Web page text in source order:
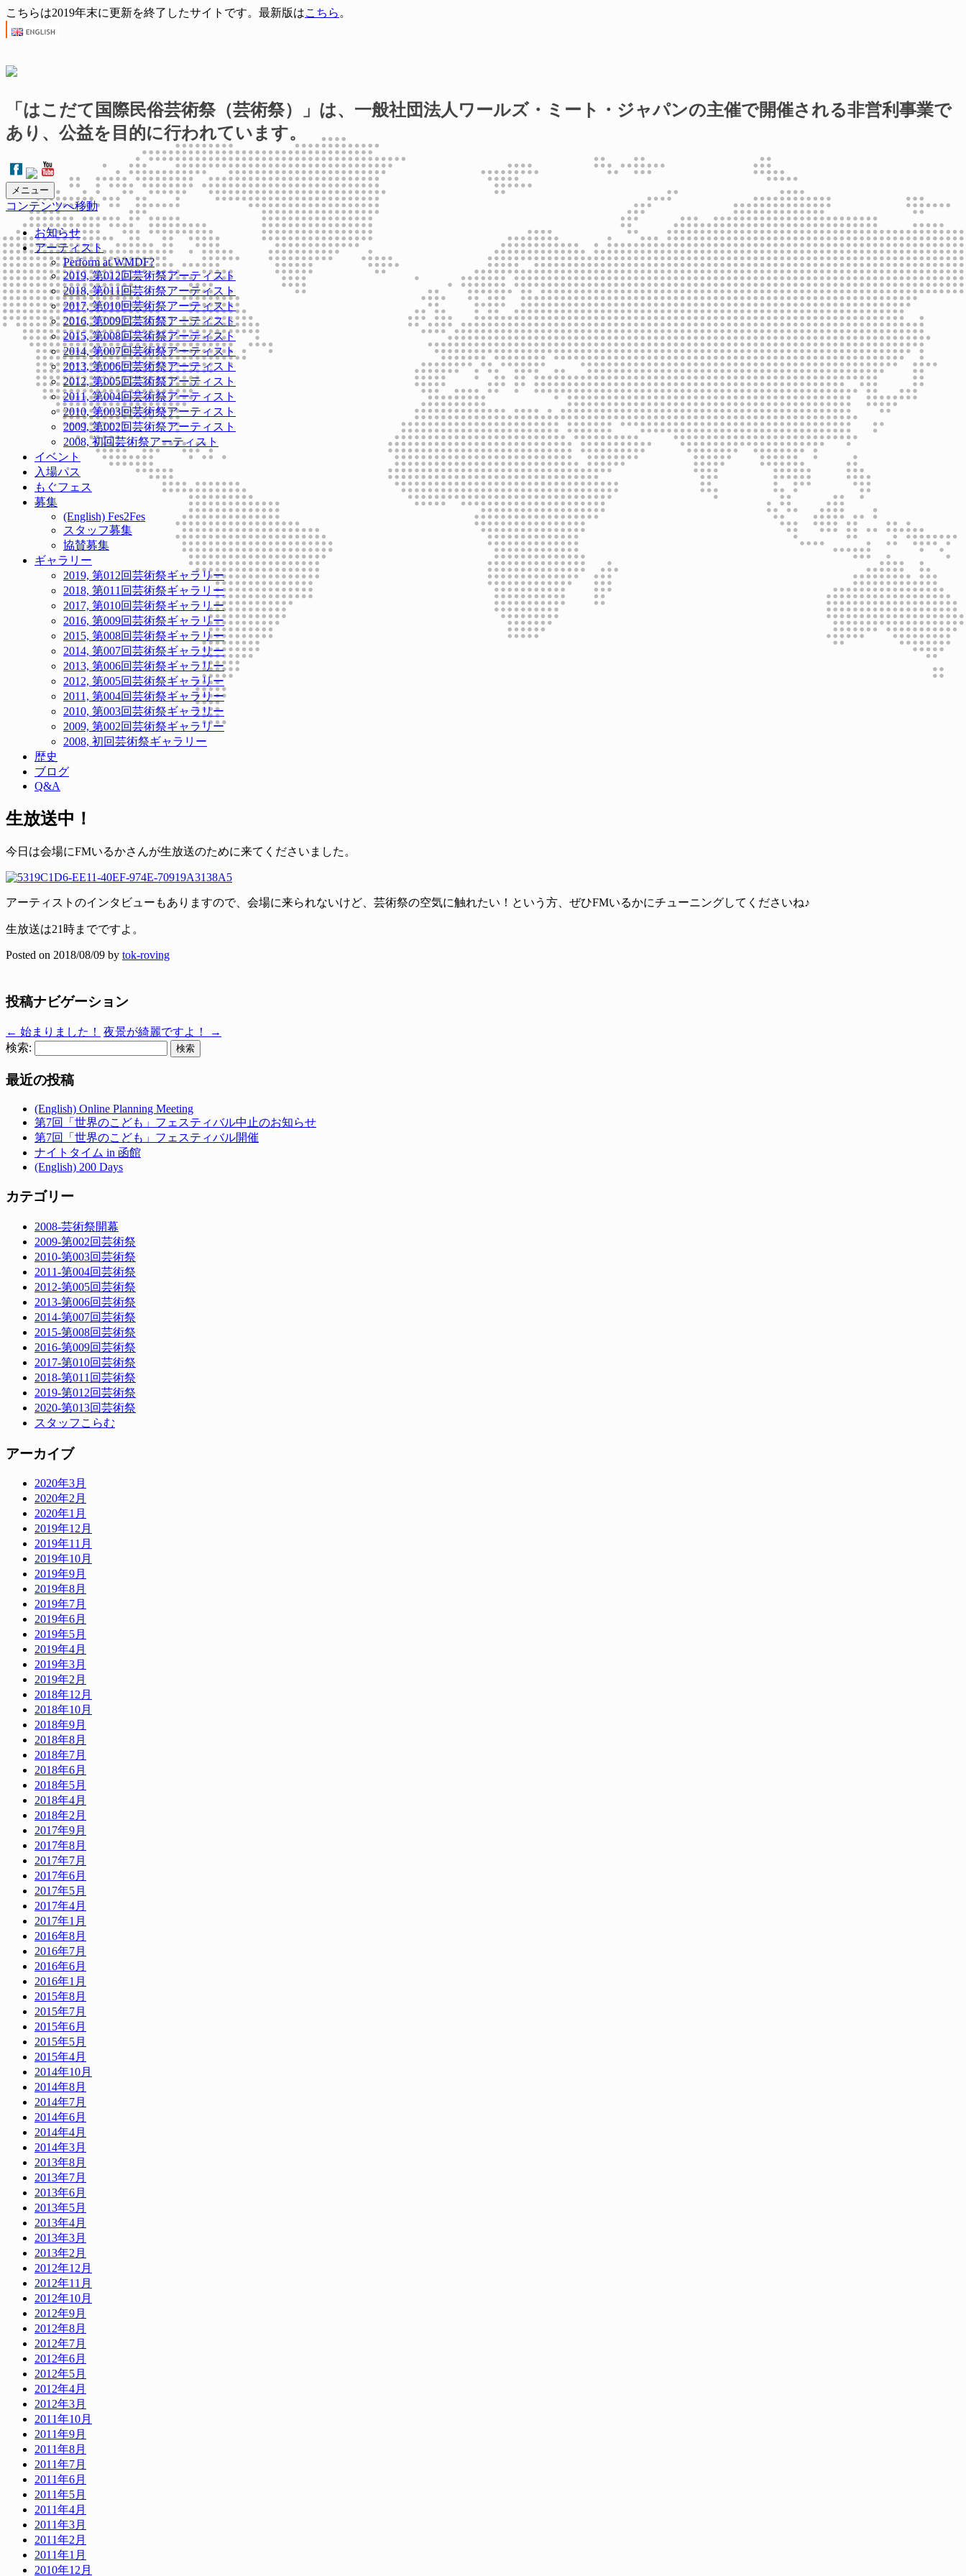
こちらは2019年末に更新を終了したサイトです。最新版はこちら 。
「はこだて国際民俗芸術祭（芸術祭）」は、一般社団法人ワールズ・ミート・ジャパンの主催で開催される非営利事業で
あり、公益を目的に行われています。
メニュー
コンテンツへ移動
お知らせ
アーティスト
Perform at WMDF?
2019, 第012回芸術祭アーティスト
2018, 第011回芸術祭アーティスト
2017, 第010回芸術祭アーティスト
2016, 第009回芸術祭アーティスト
2015, 第008回芸術祭アーティスト
2014, 第007回芸術祭アーティスト
2013, 第006回芸術祭アーティスト
2012, 第005回芸術祭アーティスト
2011, 第004回芸術祭アーティスト
2010, 第003回芸術祭アーティスト
2009, 第002回芸術祭アーティスト
2008, 初回芸術祭アーティスト
イベント
入場パス
もぐフェス
募集
(English) Fes2Fes
スタッフ募集
協賛募集
ギャラリー
2019, 第012回芸術祭ギャラリー
2018, 第011回芸術祭ギャラリー
2017, 第010回芸術祭ギャラリー
2016, 第009回芸術祭ギャラリー
2015, 第008回芸術祭ギャラリー
2014, 第007回芸術祭ギャラリー
2013, 第006回芸術祭ギャラリー
2012, 第005回芸術祭ギャラリー
2011, 第004回芸術祭ギャラリー
2010, 第003回芸術祭ギャラリー
2009, 第002回芸術祭ギャラリー
2008, 初回芸術祭ギャラリー
歴史
ブログ
Q&A
生放送中！
今日は会場にFMいるかさんが生放送のために来てくださいました。
アーティストのインタビューもありますので、会場に来られないけど、芸術祭の空気に触れたい！という方、ぜひFMいるかにチューニングしてくださいね♪
生放送は21時までですよ。
Posted on 2018/08/09 by tok-roving
投稿ナビゲーション
← 始まりました！ 夜景が綺麗ですよ！
→
検索:
最近の投稿
(English) Online Planning Meeting
第7回「世界のこども」フェスティバル中止のお知らせ
第7回「世界のこども」フェスティバル開催
ナイトタイム in 函館
(English) 200 Days
カテゴリー
2008-芸術祭開幕
2009-第002回芸術祭
2010-第003回芸術祭
2011-第004回芸術祭
2012-第005回芸術祭
2013-第006回芸術祭
2014-第007回芸術祭
2015-第008回芸術祭
2016-第009回芸術祭
2017-第010回芸術祭
2018-第011回芸術祭
2019-第012回芸術祭
2020-第013回芸術祭
スタッフこらむ
アーカイブ
2020年3月
2020年2月
2020年1月
2019年12月
2019年11月
2019年10月
2019年9月
2019年8月
2019年7月
2019年6月
2019年5月
2019年4月
2019年3月
2019年2月
2018年12月
2018年10月
2018年9月
2018年8月
2018年7月
2018年6月
2018年5月
2018年4月
2018年2月
2017年9月
2017年8月
2017年7月
2017年6月
2017年5月
2017年4月
2017年1月
2016年8月
2016年7月
2016年6月
2016年1月
2015年8月
2015年7月
2015年6月
2015年5月
2015年4月
2014年10月
2014年8月
2014年7月
2014年6月
2014年4月
2014年3月
2013年8月
2013年7月
2013年6月
2013年5月
2013年4月
2013年3月
2013年2月
2012年12月
2012年11月
2012年10月
2012年9月
2012年8月
2012年7月
2012年6月
2012年5月
2012年4月
2012年3月
2011年10月
2011年9月
2011年8月
2011年7月
2011年6月
2011年5月
2011年4月
2011年3月
2011年2月
2011年1月
2010年12月